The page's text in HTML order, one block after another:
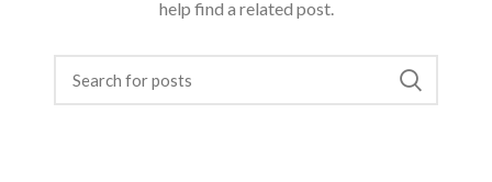
help find a related post.